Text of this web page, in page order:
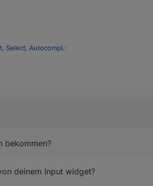
Select, Autocompl.:
10:22 PM
bekommen?
deinem Input widget?